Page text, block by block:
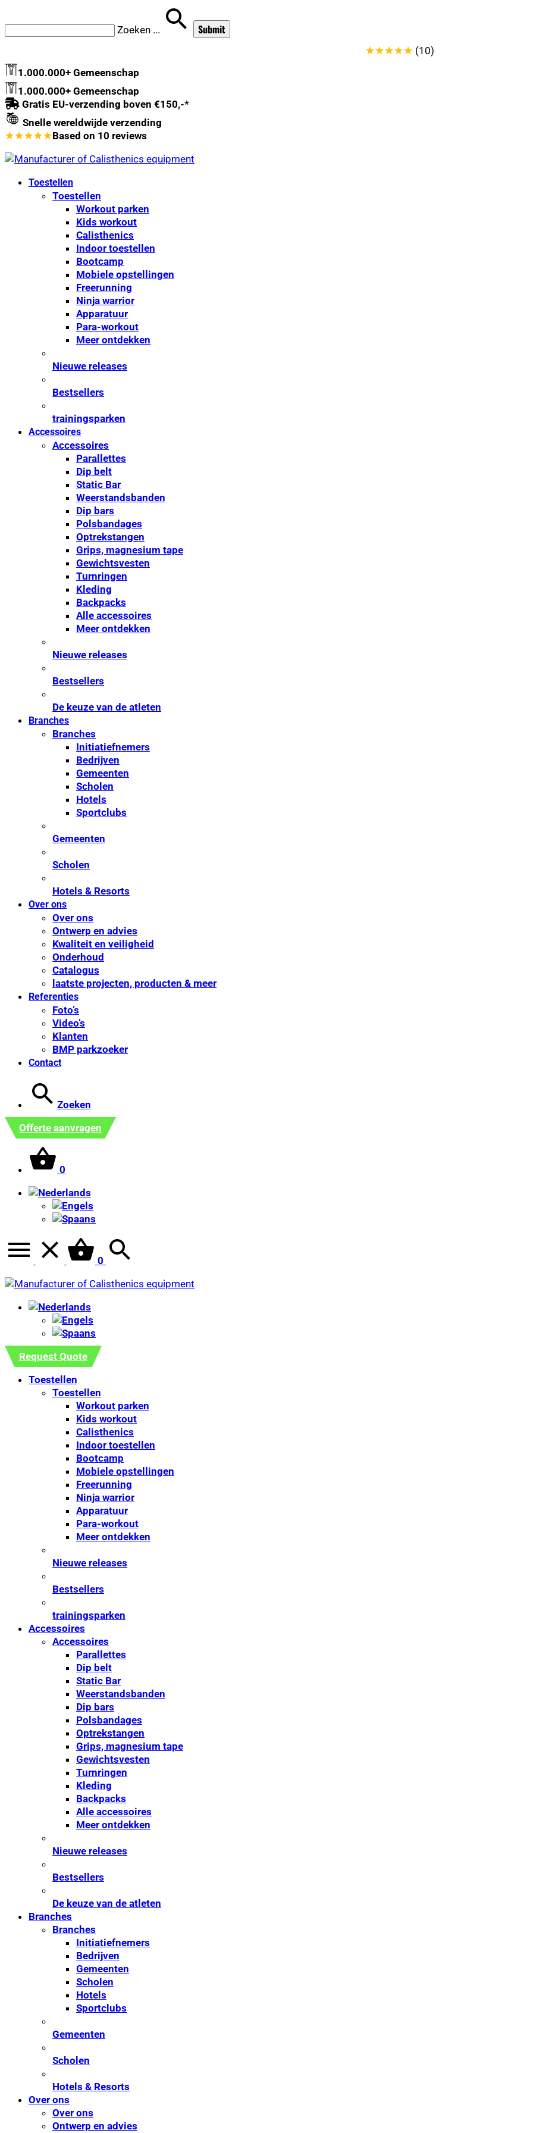
Zoeken ...
★★★★★ (10)
1.000.000+ Gemeenschap
1.000.000+ Gemeenschap
Gratis EU-verzending boven €150,-*
Snelle wereldwijde verzending
★★★★★Based on 10 reviews
Toestellen
Toestellen
Workout parken
Kids workout
Calisthenics
Indoor toestellen
Bootcamp
Mobiele opstellingen
Freerunning
Ninja warrior
Apparatuur
Para-workout
Meer ontdekken
Nieuwe releases
Bestsellers
trainingsparken
Accessoires
Accessoires
Parallettes
Dip belt
Static Bar
Weerstandsbanden
Dip bars
Polsbandages
Optrekstangen
Grips, magnesium tape
Gewichtsvesten
Turnringen
Kleding
Backpacks
Alle accessoires
Meer ontdekken
Nieuwe releases
Bestsellers
De keuze van de atleten
Branches
Branches
Initiatiefnemers
Bedrijven
Gemeenten
Scholen
Hotels
Sportclubs
Gemeenten
Scholen
Hotels & Resorts
Over ons
Over ons
Ontwerp en advies
Kwaliteit en veiligheid
Onderhoud
Catalogus
laatste projecten, producten & meer
Referenties
Foto’s
Video’s
Klanten
BMP parkzoeker
Contact
Zoeken
Offerte aanvragen
0
0
Request Quote
Toestellen
Toestellen
Workout parken
Kids workout
Calisthenics
Indoor toestellen
Bootcamp
Mobiele opstellingen
Freerunning
Ninja warrior
Apparatuur
Para-workout
Meer ontdekken
Nieuwe releases
Bestsellers
trainingsparken
Accessoires
Accessoires
Parallettes
Dip belt
Static Bar
Weerstandsbanden
Dip bars
Polsbandages
Optrekstangen
Grips, magnesium tape
Gewichtsvesten
Turnringen
Kleding
Backpacks
Alle accessoires
Meer ontdekken
Nieuwe releases
Bestsellers
De keuze van de atleten
Branches
Branches
Initiatiefnemers
Bedrijven
Gemeenten
Scholen
Hotels
Sportclubs
Gemeenten
Scholen
Hotels & Resorts
Over ons
Over ons
Ontwerp en advies